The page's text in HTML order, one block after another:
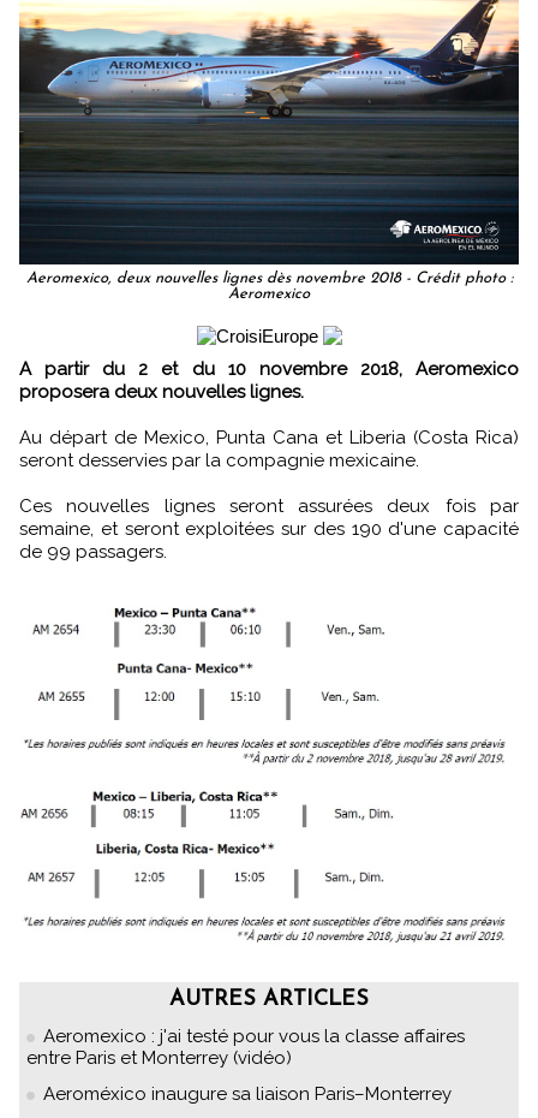
Aeromexico, deux nouvelles lignes dès novembre 2018 - Crédit photo :
Aeromexico
A partir du 2 et du 10 novembre 2018, Aeromexico
proposera deux nouvelles lignes.
Au départ de Mexico, Punta Cana et Liberia (Costa Rica)
seront desservies par la compagnie mexicaine.
Ces nouvelles lignes seront assurées deux fois par
semaine, et seront exploitées sur des 190 d'une capacité
de 99 passagers.
AUTRES ARTICLES
Aeromexico : j'ai testé pour vous la classe affaires
entre Paris et Monterrey (vidéo)
Aeroméxico inaugure sa liaison Paris–Monterrey